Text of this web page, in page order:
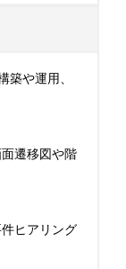
築や運用、
遷移図や階
ヒアリング